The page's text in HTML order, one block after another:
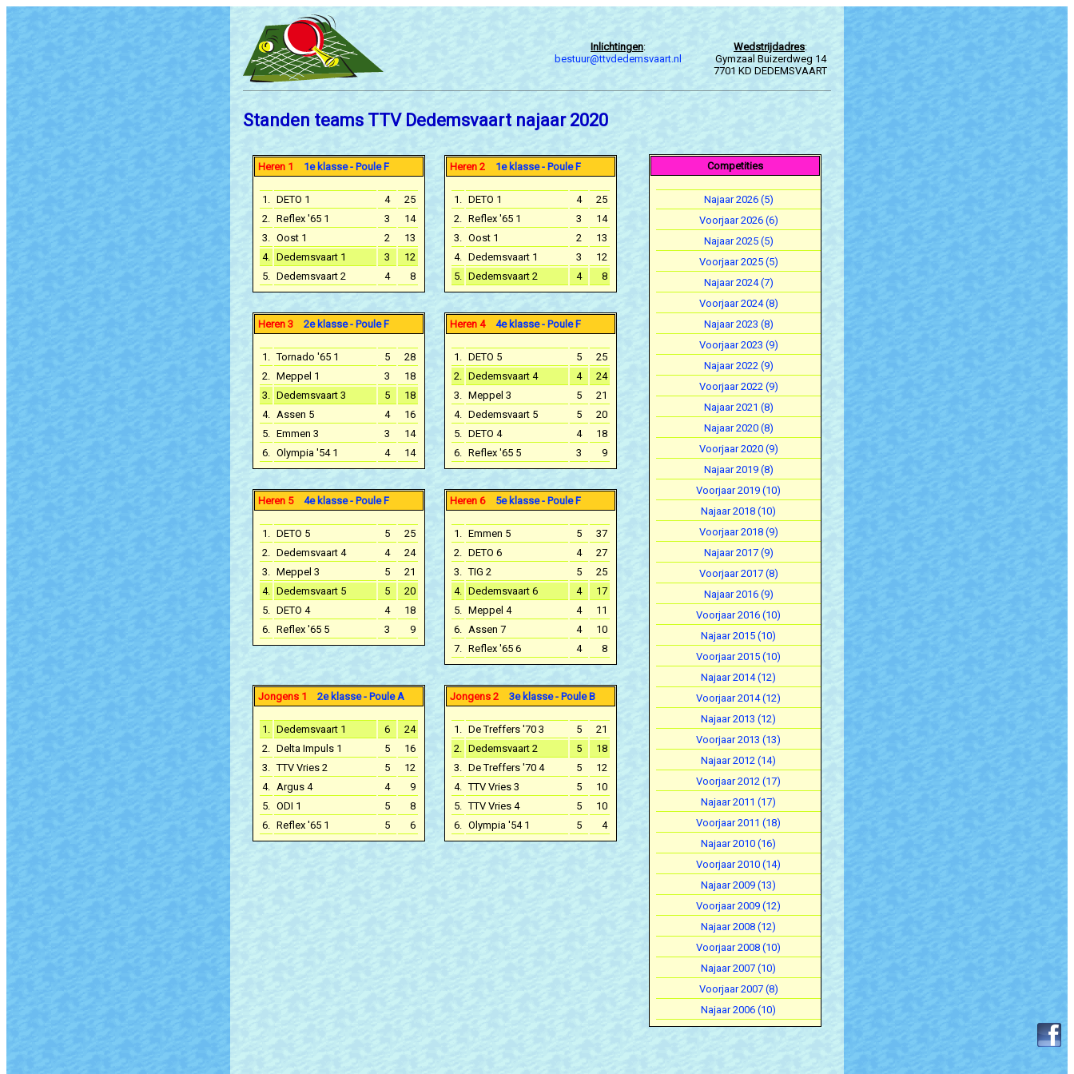
Inlichtingen:
bestuur@ttvdedemsvaart.nl
Wedstrijdadres:
Gymzaal Buizerdweg 14
7701 KD DEDEMSVAART
Standen teams TTV Dedemsvaart najaar 2020
Competities
Najaar 2026 (5)
Voorjaar 2026 (6)
Najaar 2025 (5)
Voorjaar 2025 (5)
Najaar 2024 (7)
Voorjaar 2024 (8)
Najaar 2023 (8)
Voorjaar 2023 (9)
Najaar 2022 (9)
Voorjaar 2022 (9)
Najaar 2021 (8)
Najaar 2020 (8)
Voorjaar 2020 (9)
Najaar 2019 (8)
Voorjaar 2019 (10)
Najaar 2018 (10)
Voorjaar 2018 (9)
Najaar 2017 (9)
Voorjaar 2017 (8)
Najaar 2016 (9)
Voorjaar 2016 (10)
Najaar 2015 (10)
Voorjaar 2015 (10)
Najaar 2014 (12)
Voorjaar 2014 (12)
Najaar 2013 (12)
Voorjaar 2013 (13)
Najaar 2012 (14)
Voorjaar 2012 (17)
Najaar 2011 (17)
Voorjaar 2011 (18)
Najaar 2010 (16)
Voorjaar 2010 (14)
Najaar 2009 (13)
Voorjaar 2009 (12)
Najaar 2008 (12)
Voorjaar 2008 (10)
Najaar 2007 (10)
Voorjaar 2007 (8)
Najaar 2006 (10)
Heren 1 1e klasse - Poule F
1. DETO 1 4
25
2. Reflex '65 1 3
14
3. Oost 1 2
13
4. Dedemsvaart 1 3
12
5. Dedemsvaart 2 4 8
Heren 2 1e klasse - Poule F
1. DETO 1 4
25
2. Reflex '65 1 3
14
3. Oost 1 2
13
4. Dedemsvaart 1 3
12
5. Dedemsvaart 2 4 8
Heren 3 2e klasse - Poule F
1. Tornado '65 1 5
28
2. Meppel 1 3
18
3. Dedemsvaart 3 5
18
4. Assen 5 4
16
5. Emmen 3 3
14
6. Olympia '54 1 4 14
Heren 4 4e klasse - Poule F
1. DETO 5 5
25
2. Dedemsvaart 4 4
24
3. Meppel 3 5
21
4. Dedemsvaart 5 5
20
5. DETO 4 4
18
6. Reflex '65 5 3 9
Heren 5 4e klasse - Poule F
1. DETO 5 5
25
2. Dedemsvaart 4 4
24
3. Meppel 3 5
21
4. Dedemsvaart 5 5
20
5. DETO 4 4
18
6. Reflex '65 5 3 9
Heren 6 5e klasse - Poule F
1. Emmen 5 5
37
2. DETO 6 4
27
3. TIG 2 5
25
4. Dedemsvaart 6 4
17
5. Meppel 4 4
11
6. Assen 7 4
10
7. Reflex '65 6 4 8
Jongens 1 2e klasse - Poule A
1. Dedemsvaart 1 6
24
2. Delta Impuls 1 5
16
3. TTV Vries 2 5
12
4. Argus 4 4
9
5. ODI 1 5
8
6. Reflex '65 1 5 6
Jongens 2 3e klasse - Poule B
1. De Treffers '70 3 5
21
2. Dedemsvaart 2 5
18
3. De Treffers '70 4 5
12
4. TTV Vries 3 5
10
5. TTV Vries 4 5
10
6. Olympia '54 1 5 4